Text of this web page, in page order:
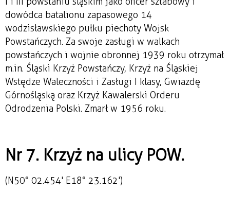
dowódca batalionu zapasowego 14
wodzisławskiego pułku piechoty Wojsk
Powstańczych. Za swoje zasługi w walkach
powstańczych i wojnie obronnej 1939 roku otrzymał
m.in. Śląski Krzyż Powstańczy, Krzyż na Śląskiej
Wstędze Waleczności i Zasługi I klasy, Gwiazdę
Górnośląską oraz Krzyż Kawalerski Orderu
Odrodzenia Polski. Zmarł w 1956 roku.
Nr 7. Krzyż na ulicy POW.
(N50° 02.454' E18° 23.162')